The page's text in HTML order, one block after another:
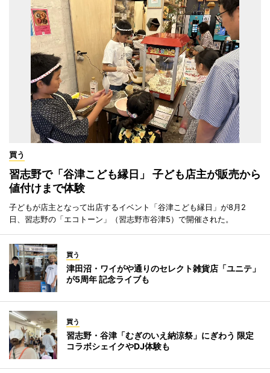
買う
習志野で「谷津こども縁日」 子ども店主が販売から
値付けまで体験
子どもが店主となって出店するイベント「谷津こども縁日」が8月2
日、習志野の「エコトーン」（習志野市谷津5）で開催された。
買う
津田沼・ワイがや通りのセレクト雑貨店「ユニテ」
が5周年 記念ライブも
買う
習志野・谷津「むぎのいえ納涼祭」にぎわう 限定
コラボシェイクやDJ体験も